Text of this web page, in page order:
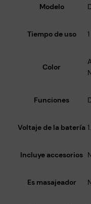
Modelo
Tiempo de uso
Color
Funciones
Voltaje de la batería
Incluye accesorios
Es masajeador